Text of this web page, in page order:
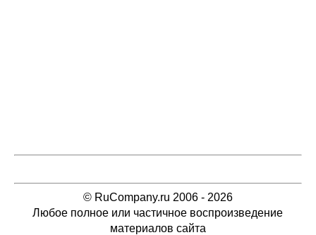
© RuCompany.ru 2006 - 2026
Любое полное или частичное воспроизведение
материалов сайта